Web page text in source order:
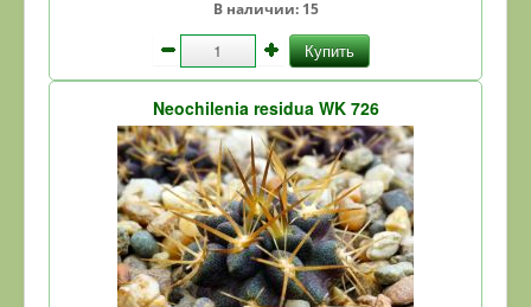
В наличии: 15
Купить
Neochilenia residua WK 726